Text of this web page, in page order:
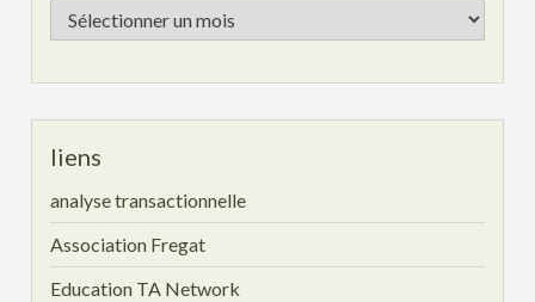
Les
archives
liens
analyse transactionnelle
Association Fregat
Education TA Network